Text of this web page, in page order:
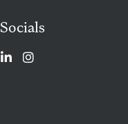
Socials